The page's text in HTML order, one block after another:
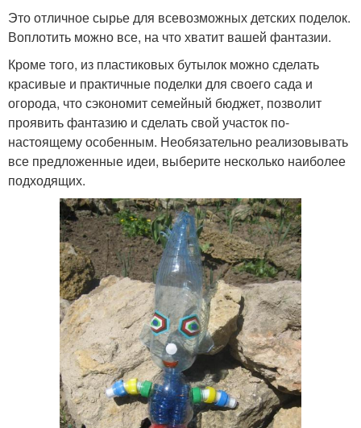
Это отличное сырье для всевозможных детских поделок.
Воплотить можно все, на что хватит вашей фантазии.
Кроме того, из пластиковых бутылок можно сделать
красивые и практичные поделки для своего сада и
огорода, что сэкономит семейный бюджет, позволит
проявить фантазию и сделать свой участок по-
настоящему особенным. Необязательно реализовывать
все предложенные идеи, выберите несколько наиболее
подходящих.